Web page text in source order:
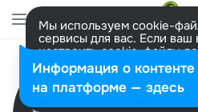
Мы используем cookie-
сервисы для вас. Если ваш
настроить cookie-файлы
представитель. Больше
Разрешить все
Информация о контенте
на платформе — здесь